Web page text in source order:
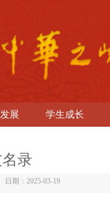
展 学生成长
录
日期：2025-03-19